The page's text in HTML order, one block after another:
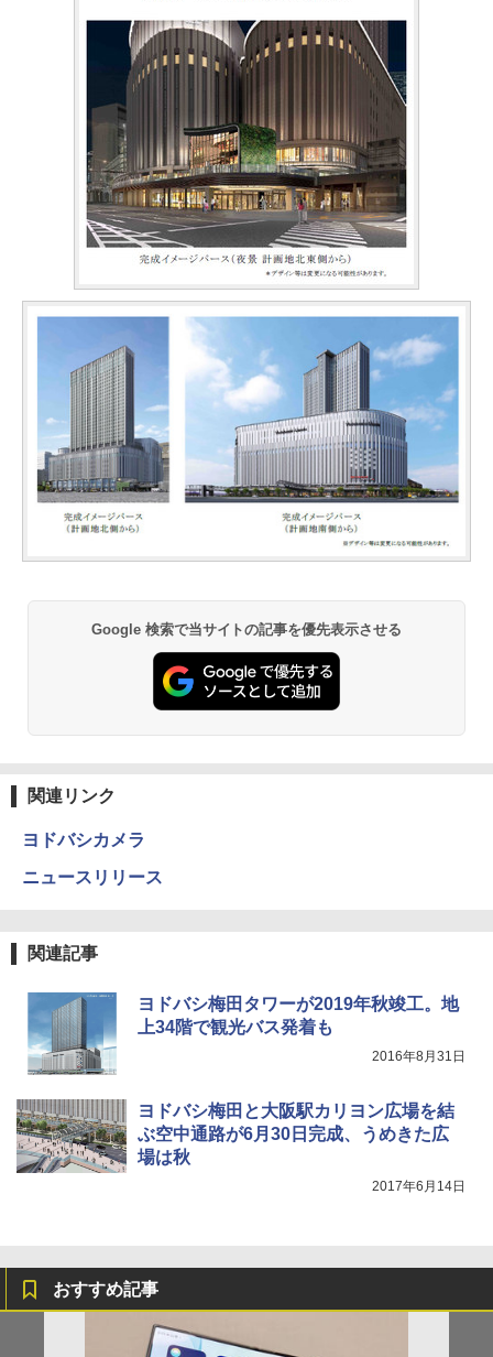
Google 検索で当サイトの記事を優先表示させる
関連リンク
ヨドバシカメラ
ニュースリリース
関連記事
ヨドバシ梅田タワーが2019年秋竣工。地
上34階で観光バス発着も
2016年8月31日
ヨドバシ梅田と大阪駅カリヨン広場を結
ぶ空中通路が6月30日完成、うめきた広
場は秋
2017年6月14日
おすすめ記事